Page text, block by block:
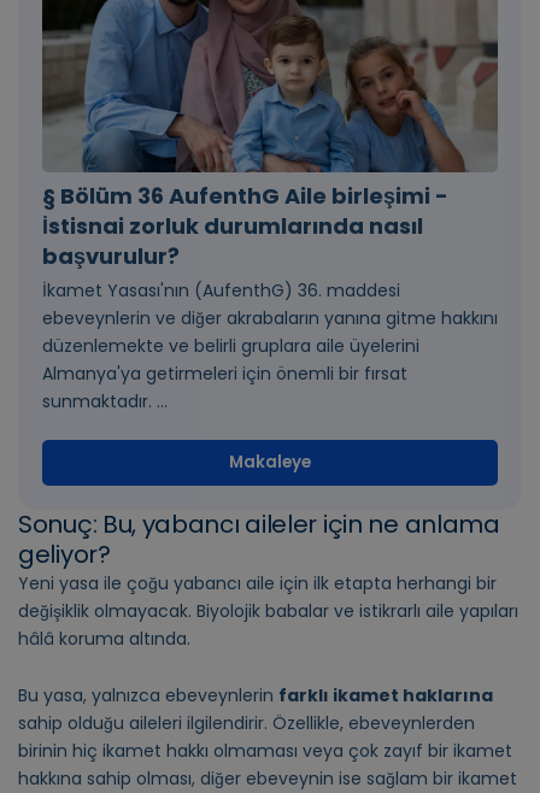
§ Bölüm 36 AufenthG Aile birleşimi -
İstisnai zorluk durumlarında nasıl
başvurulur?
İkamet Yasası'nın (AufenthG) 36. maddesi
ebeveynlerin ve diğer akrabaların yanına gitme hakkını
düzenlemekte ve belirli gruplara aile üyelerini
Almanya'ya getirmeleri için önemli bir fırsat
sunmaktadır. ...
Makaleye
Sonuç: Bu, yabancı aileler için ne anlama
geliyor?
Yeni yasa ile çoğu yabancı aile için ilk etapta herhangi bir
değişiklik olmayacak. Biyolojik babalar ve istikrarlı aile yapıları
hâlâ koruma altında.
Bu yasa, yalnızca ebeveynlerin farklı ikamet haklarına
sahip olduğu aileleri ilgilendirir. Özellikle, ebeveynlerden
birinin hiç ikamet hakkı olmaması veya çok zayıf bir ikamet
hakkına sahip olması, diğer ebeveynin ise sağlam bir ikamet